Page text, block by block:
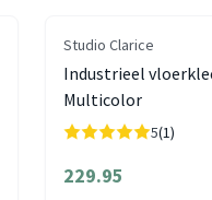
Studio Clarice
Industrieel
Multicolor
5(1)
229.95